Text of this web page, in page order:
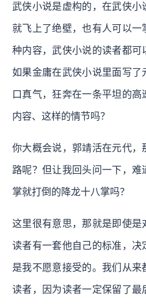
武侠小说是虚构的，在武侠小
就飞上了绝壁，也有人可以
种内容，武侠小说的读者都可
如果金庸在武侠小说里面写
口真气，狂奔在一条平坦的
内容、这样的情节吗？
你大概会说，郭靖活在元代
路呢？但让我回头问一下，
掌就打倒的降龙十八掌吗？
这里很有意思，那就是即使是
读者有一套他自己的标准，决
是我不愿意接受的。我们从
读者，因为读者一定保留了最